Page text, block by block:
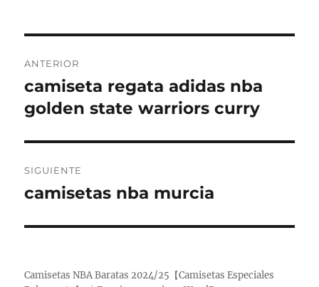
de
entradas
ANTERIOR
Entrada
anterior:
camiseta regata adidas nba
golden state warriors curry
SIGUIENTE
Entrada
camisetas nba murcia
Camisetas NBA Baratas 2024/25【Camisetas Especiales